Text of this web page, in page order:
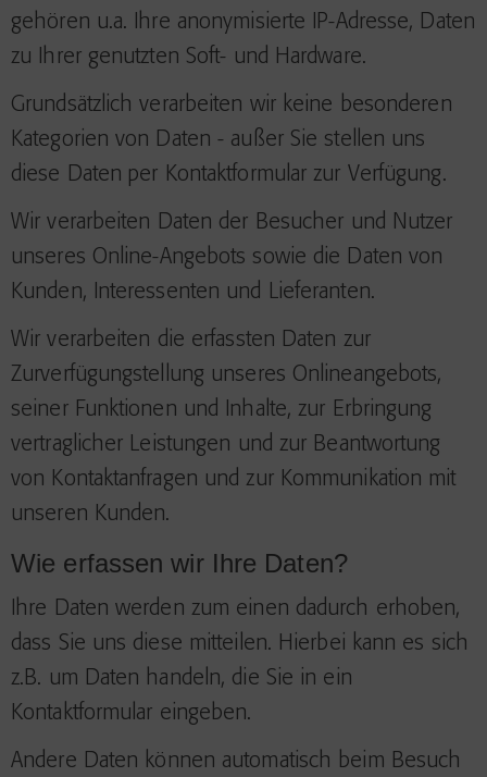
gehören u.a. Ihre anonymisierte IP-Adresse, Daten
zu Ihrer genutzten Soft- und Hardware.
Grundsätzlich verarbeiten wir keine besonderen
Kategorien von Daten - außer Sie stellen uns
diese Daten per Kontaktformular zur Verfügung.
Wir verarbeiten Daten der Besucher und Nutzer
unseres Online-Angebots sowie die Daten von
Kunden, Interessenten und Lieferanten.
Wir verarbeiten die erfassten Daten zur
Zurverfügungstellung unseres Onlineangebots,
seiner Funktionen und Inhalte, zur Erbringung
vertraglicher Leistungen und zur Beantwortung
von Kontaktanfragen und zur Kommunikation mit
unseren Kunden.
Wie erfassen wir Ihre Daten?
Ihre Daten werden zum einen dadurch erhoben,
dass Sie uns diese mitteilen. Hierbei kann es sich
z.B. um Daten handeln, die Sie in ein
Kontaktformular eingeben.
Andere Daten können automatisch beim Besuch